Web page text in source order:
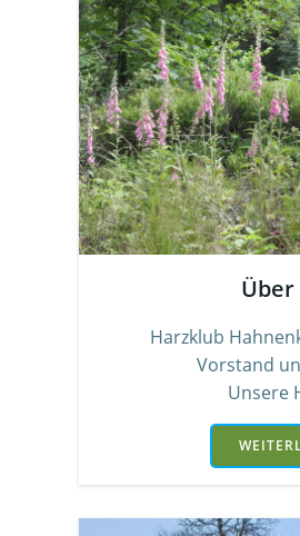
Über
Harzklub
Vorstand
Unsere